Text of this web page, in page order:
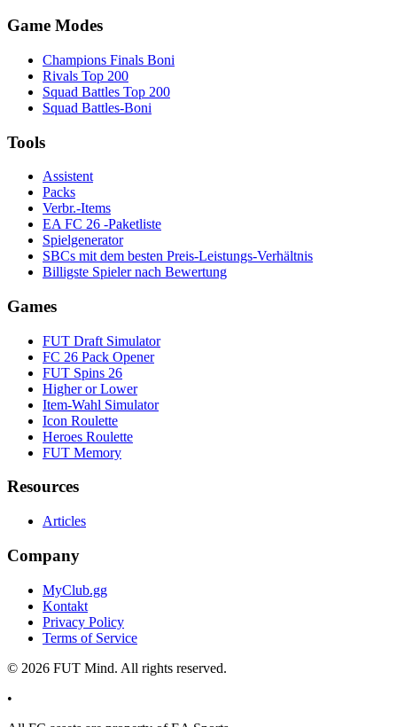
Game Modes
Champions Finals Boni
Rivals Top 200
Squad Battles Top 200
Squad Battles-Boni
Tools
Assistent
Packs
Verbr.-Items
EA FC 26 -Paketliste
Spielgenerator
SBCs mit dem besten Preis-Leistungs-Verhältnis
Billigste Spieler nach Bewertung
Games
FUT Draft Simulator
FC 26 Pack Opener
FUT Spins 26
Higher or Lower
Item-Wahl Simulator
Icon Roulette
Heroes Roulette
FUT Memory
Resources
Articles
Company
MyClub.gg
Kontakt
Privacy Policy
Terms of Service
© 2026 FUT Mind. All rights reserved.
•